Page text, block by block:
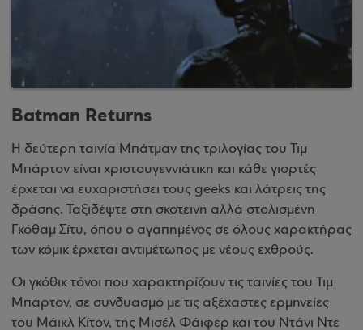
Batman Returns
Η δεύτερη ταινία Μπάτμαν της τριλογίας του Τιμ
Μπάρτον είναι χριστουγεννιάτικη και κάθε γιορτές
έρχεται να ευχαριστήσει τους geeks και λάτρεις της
δράσης. Ταξιδέψτε στη σκοτεινή αλλά στολισμένη
Γκόθαμ Σίτυ, όπου ο αγαπημένος σε όλους χαρακτήρας
των κόμικ έρχεται αντιμέτωπος με νέους εχθρούς.
Οι γκόθικ τόνοι που χαρακτηρίζουν τις ταινίες του Τιμ
Μπάρτον, σε συνδυασμό με τις αξέχαστες ερμηνείες
του Μάικλ Κίτον, της Μισέλ Φάιφερ και του Ντάνι Ντε